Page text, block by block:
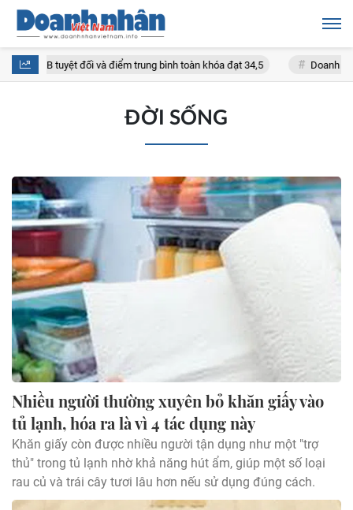
IB tuyệt đối và điểm trung bình toàn khóa đạt 34,5 Doanh nghiệp
ĐỜI SỐNG
Nhiều người thường xuyên bỏ khăn giấy vào
tủ lạnh, hóa ra là vì 4 tác dụng này
Khăn giấy còn được nhiều người tận dụng như một "trợ
thủ" trong tủ lạnh nhờ khả năng hút ẩm, giúp một số loại
rau củ và trái cây tươi lâu hơn nếu sử dụng đúng cách.